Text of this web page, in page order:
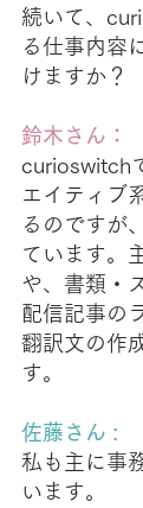
続いて、
る仕事内容
けますか？
鈴木さん：
curioswitch
エイティブ
るのですが
ています。
や、書類・
配信記事の
翻訳文の作
す。
佐藤さん :
私も主に事
います。